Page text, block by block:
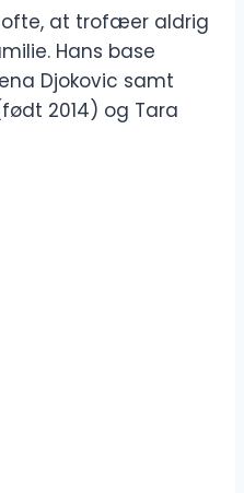
ofte, at trofæer aldrig
Hans base
Djokovic samt
2014) og Tara